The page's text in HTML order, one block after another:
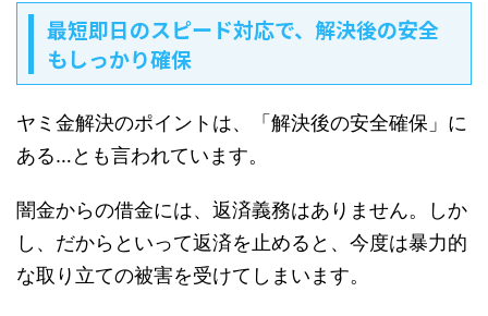
最短即日のスピード対応で、解決後の安全
もしっかり確保
ヤミ金解決のポイントは、「解決後の安全確保」に
ある…とも言われています。
闇金からの借金には、返済義務はありません。しか
し、だからといって返済を止めると、今度は暴力的
な取り立ての被害を受けてしまいます。